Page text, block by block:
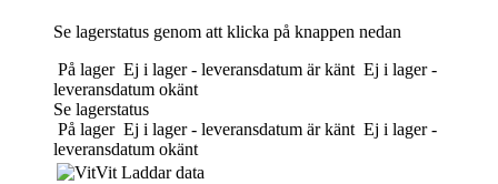
Se lagerstatus genom att klicka på knappen nedan
På lager Ej i lager - leveransdatum är känt Ej i lager -
leveransdatum okänt
Se lagerstatus
På lager Ej i lager - leveransdatum är känt Ej i lager -
leveransdatum okänt
Vit Laddar data